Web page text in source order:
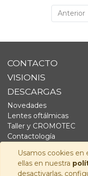
Usamos cookies en
ellas en nuestra
desactivarlas,
Anterior
CONTACTO
VISIONIS
DESCARGAS
Novedades
Lentes oftálmicas
Taller y CROMOTEC
Contactología
Fornitura
Audiología